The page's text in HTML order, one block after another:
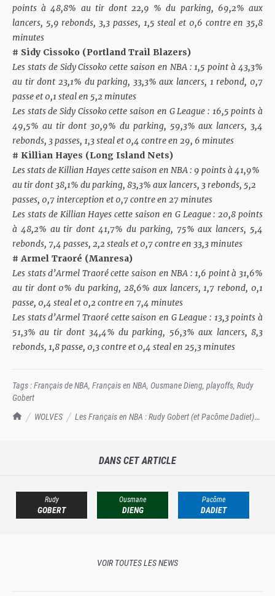
TrashTalk Actu NBA
WOLVES
Les Français en NBA : Rudy Gobert (et Pacôme Dadiet)
points à 48,8% au tir dont 22,9 % du parking, 69,2% aux
lancers, 5,9 rebonds, 3,3 passes, 1,5 steal et 0,6 contre en 35,8
minutes
# Sidy Cissoko (Portland Trail Blazers)
Les stats de Sidy Cissoko cette saison en NBA : 1,5 point à 43,3%
au tir dont 23,1% du parking, 33,3% aux lancers, 1 rebond, 0,7
passe et 0,1 steal en 5,2 minutes
Les stats de Sidy Cissoko cette saison en G League : 16,5 points à
49,5% au tir dont 30,9% du parking, 59,3% aux lancers, 3,4
rebonds, 3 passes, 1,3 steal et 0,4 contre en 29, 6 minutes
# Killian Hayes (Long Island Nets)
Les stats de Killian Hayes cette saison en NBA : 9 points à 41,9%
au tir dont 38,1% du parking, 83,3% aux lancers, 3 rebonds, 5,2
passes, 0,7 interception et 0,7 contre en 27 minutes
Les stats de Killian Hayes cette saison en G League : 20,8 points
à 48,2% au tir dont 41,7% du parking, 75% aux lancers, 5,4
rebonds, 7,4 passes, 2,2 steals et 0,7 contre en 33,3 minutes
# Armel Traoré (Manresa)
Les stats d’Armel Traoré cette saison en NBA : 1,6 point à 31,6%
au tir dont 0% du parking, 28,6% aux lancers, 1,7 rebond, 0,1
passe, 0,4 steal et 0,2 contre en 7,4 minutes
Les stats d’Armel Traoré cette saison en G League : 13,3 points à
51,3% au tir dont 34,4% du parking, 56,3% aux lancers, 8,3
rebonds, 1,8 passe, 0,3 contre et 0,4 steal en 25,3 minutes
Tags :Français de NBA, Français en NBA, Ousmane Dieng, playoffs, Rudy
Gobert
DANS CET ARTICLE
Rudy
GOBERT
Ousmane
DIENG
Pacôme
DADIET
VOIR TOUTES LES NEWS